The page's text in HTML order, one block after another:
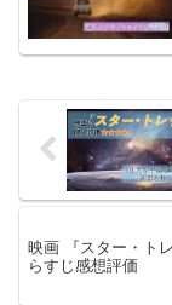
映画 『スター・ト
らすじ感想評価